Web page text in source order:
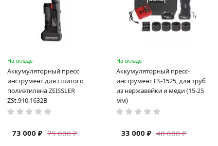
На складе
Аккумуляторный пресс
инструмент для сшитого
полиэтилена ZEISSLER
ZSt.910.1632B
79 000 ₽
73 000 ₽
На складе
Аккумуляторный пресс-
инструмент ES-1525, для труб
из нержавейки и меди (15-25
мм)
48 000 ₽
33 000 ₽